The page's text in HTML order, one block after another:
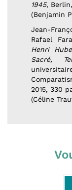
1945,
(Benjamin
Jean-
Rafael
Henri
Sacré,
2015, 330
(Céline